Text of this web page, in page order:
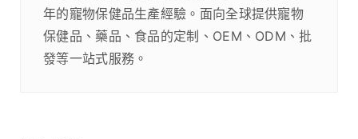
年的寵物保健品生產經驗。面向全球提供寵物
保健品、藥品、食品的定制、OEM、ODM、批
發等一站式服務。